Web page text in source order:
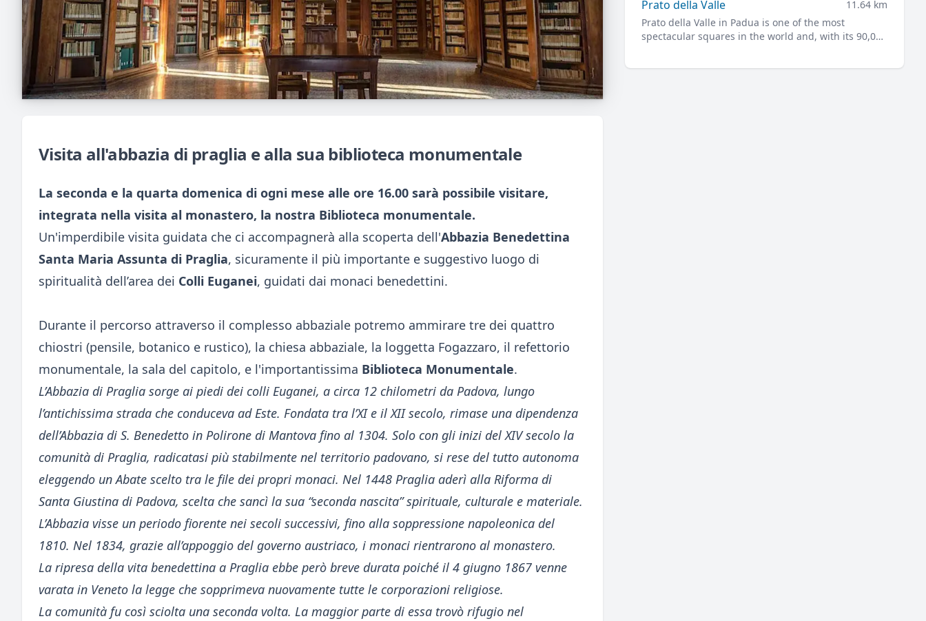
Visita all'abbazia di praglia e alla sua biblioteca monumentale
La seconda e la quarta domenica di ogni mese alle ore 16.00 sarà possibile visitare,
integrata nella visita al monastero, la nostra Biblioteca monumentale.
Un'imperdibile visita guidata che ci accompagnerà alla scoperta dell'Abbazia Benedettina
Santa Maria Assunta di Praglia, sicuramente il più importante e suggestivo luogo di
spiritualità dell’area dei Colli Euganei, guidati dai monaci benedettini.
Durante il percorso attraverso il complesso abbaziale potremo ammirare tre dei quattro
chiostri (pensile, botanico e rustico), la chiesa abbaziale, la loggetta Fogazzaro, il refettorio
monumentale, la sala del capitolo, e l'importantissima Biblioteca Monumentale.
L’Abbazia di Praglia sorge ai piedi dei colli Euganei, a circa 12 chilometri da Padova, lungo
l’antichissima strada che conduceva ad Este. Fondata tra l’XI e il XII secolo, rimase una dipendenza
dell’Abbazia di S. Benedetto in Polirone di Mantova fino al 1304. Solo con gli inizi del XIV secolo la
comunità di Praglia, radicatasi più stabilmente nel territorio padovano, si rese del tutto autonoma
eleggendo un Abate scelto tra le file dei propri monaci. Nel 1448 Praglia aderì alla Riforma di
Santa Giustina di Padova, scelta che sancì la sua “seconda nascita” spirituale, culturale e materiale.
L’Abbazia visse un periodo fiorente nei secoli successivi, fino alla soppressione napoleonica del
1810. Nel 1834, grazie all’appoggio del governo austriaco, i monaci rientrarono al monastero.
La ripresa della vita benedettina a Praglia ebbe però breve durata poiché il 4 giugno 1867 venne
varata in Veneto la legge che sopprimeva nuovamente tutte le corporazioni religiose.
La comunità fu così sciolta una seconda volta. La maggior parte di essa trovò rifugio nel
Prato della Valle
11.64 km
Prato della Valle in Padua is one of the most
spectacular squares in the world and, with its 90,000